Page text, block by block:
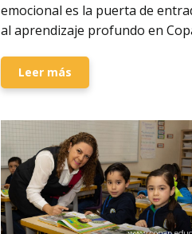
emocional es la puerta de
al aprendizaje profundo en
Leer más